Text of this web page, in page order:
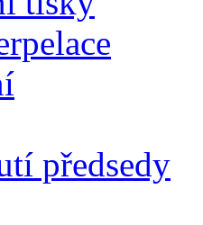
předsedy